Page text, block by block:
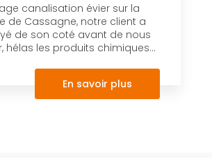
canalisation évier sur la
de Cassagne, notre client a
de son coté avant de nous
hélas les produits chimiques...
En savoir plus